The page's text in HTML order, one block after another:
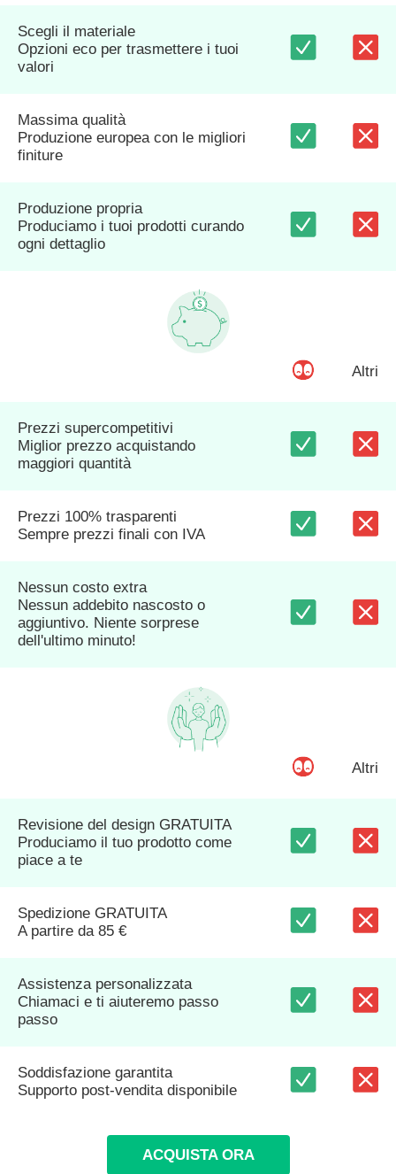
Scegli il materiale
Opzioni eco per trasmettere i tuoi
valori
Massima qualità
Produzione europea con le migliori
finiture
Produzione propria
Produciamo i tuoi prodotti curando
ogni dettaglio
Altri
Prezzi supercompetitivi
Miglior prezzo acquistando
maggiori quantità
Prezzi 100% trasparenti
Sempre prezzi finali con IVA
Nessun costo extra
Nessun addebito nascosto o
aggiuntivo. Niente sorprese
dell'ultimo minuto!
Altri
Revisione del design GRATUITA
Produciamo il tuo prodotto come
piace a te
Spedizione GRATUITA
A partire da 85 €
Assistenza personalizzata
Chiamaci e ti aiuteremo passo
passo
Soddisfazione garantita
Supporto post-vendita disponibile
ACQUISTA ORA